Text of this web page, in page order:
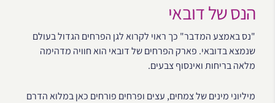
הנס של דובאי
"נס באמצע המדבר" כך ראוי לקרוא לגן הפרחים הגדול בעולם
שנמצא בדובאי. פארק הפרחים של דובאי הוא חוויה מדהימה
מלאה בריחות ואינסוף צבעים.
מיליוני מינים של צמחים, עצים ופרחים פורחים כאן במלוא הדרם